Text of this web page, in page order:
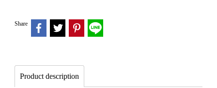
Share
Product description